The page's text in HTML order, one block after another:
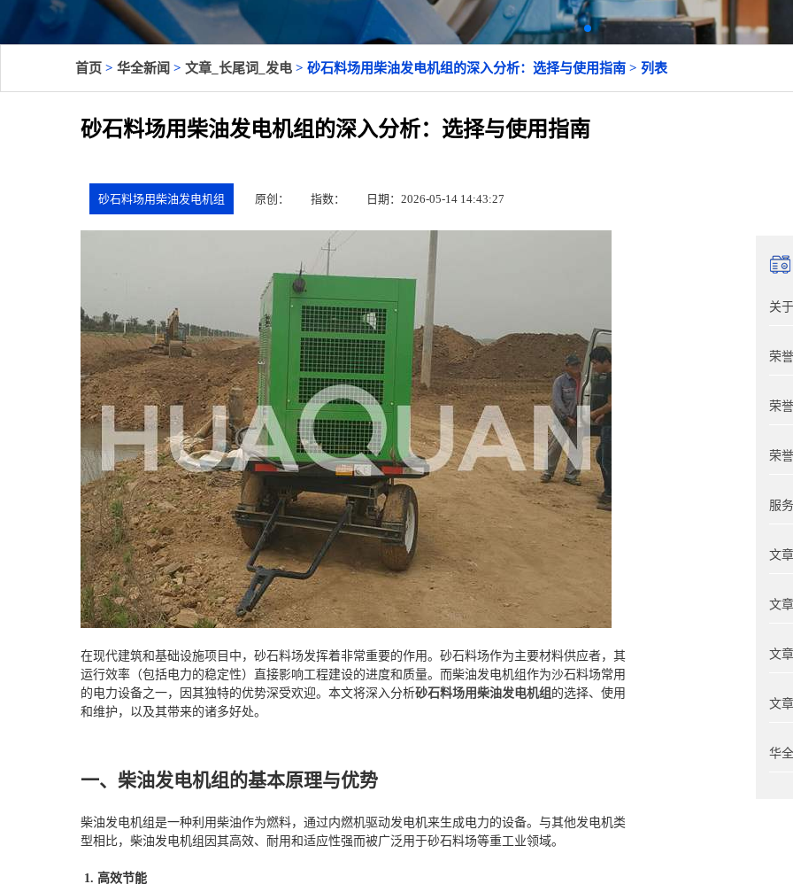
首页 > 华全新闻 > 文章_长尾词_发电 > 砂石料场用柴油发电机组的深入分析：选择与使用指南 > 列表
砂石料场用柴油发电机组的深入分析：选择与使用指南
砂石料场用柴油发电机组 原创： 指数： 日期：2026-05-14 14:43:27
在现代建筑和基础设施项目中，砂石料场发挥着非常重要的作用。砂石料场作为主要材料供应者，其
运行效率（包括电力的稳定性）直接影响工程建设的进度和质量。而柴油发电机组作为沙石料场常用
的电力设备之一，因其独特的优势深受欢迎。本文将深入分析砂石料场用柴油发电机组 的选择、使用
和维护，以及其带来的诸多好处。
一、柴油发电机组的基本原理与优势
柴油发电机组是一种利用柴油作为燃料，通过内燃机驱动发电机来生成电力的设备。与其他发电机类
型相比，柴油发电机组因其高效、耐用和适应性强而被广泛用于砂石料场等重工业领域。
1. 高效节能
关
荣
荣
荣
服
文
文
文
文
华